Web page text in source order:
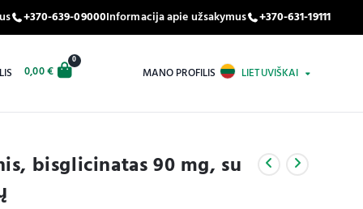
+370-639-09000Informacija apie užsakymus +370-631-19111
0,00€
0
MANO PROFILIS LIETUVIŠKAI
bisglicinatas 90 mg, su